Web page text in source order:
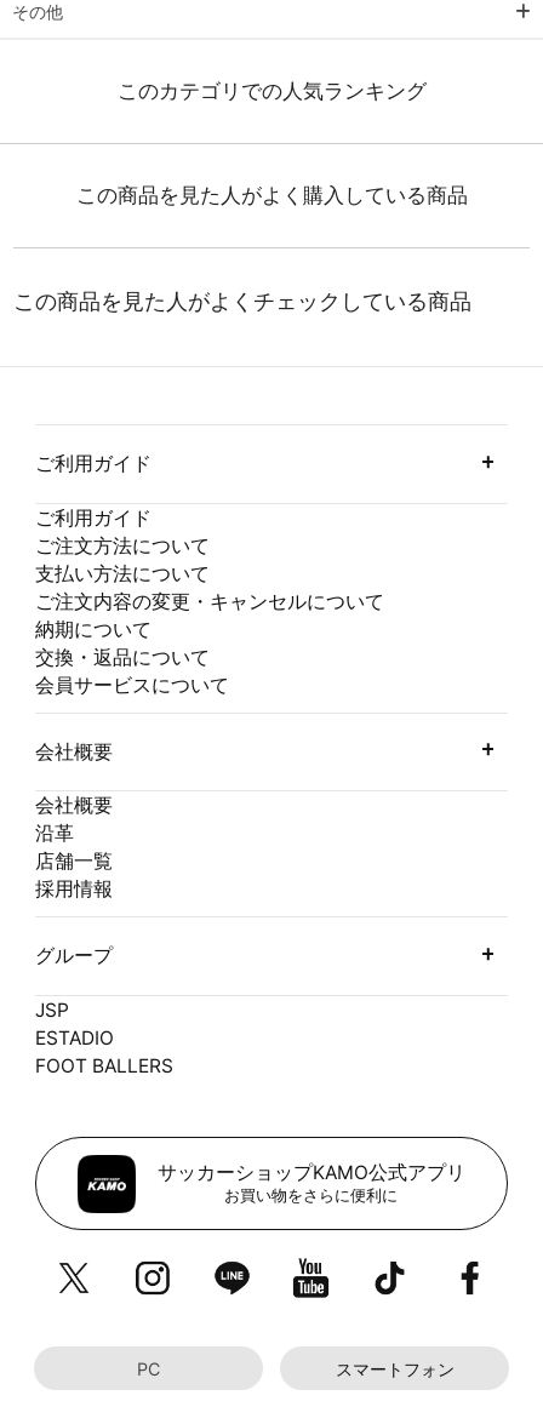
その他
ご利用ガイド
ご利用ガイド
ご注文方法について
支払い方法について
ご注文内容の変更・キャンセルについて
納期について
交換・返品について
会員サービスについて
会社概要
会社概要
沿革
店舗一覧
採用情報
グループ
JSP
ESTADIO
FOOT BALLERS
サッカーショップKAMO公式アプリ
お買い物をさらに便利に
PC スマートフォン